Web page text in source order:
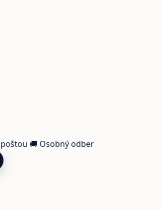
🚚 Osobný odber